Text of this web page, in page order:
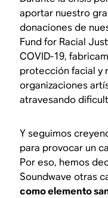
aportar nuestro
donaciones de
Fund for Racial
COVID-19,
protección facial y
organizaciones
atravesando
Y seguimos
para provocar un
Por eso, hemos
Soundwave otras
como elemento